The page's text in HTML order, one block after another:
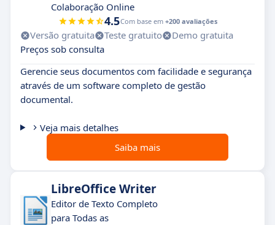
Colaboração Online
4.5Com base em +200 avaliações
Versão gratuita Teste gratuito
Demo gratuita
Preços sob consulta
Gerencie seus documentos com facilidade e segurança
através de um software completo de gestão
documental.
Veja mais detalhes
Saiba mais
LibreOffice Writer
Editor de Texto Completo
para Todas as